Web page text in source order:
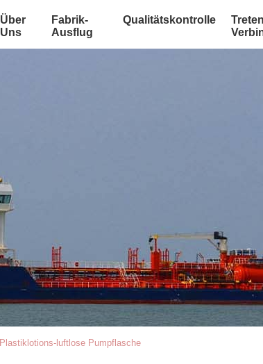
Über
Uns
Fabrik-
Ausflug
Qualitätskontrolle
luftlose Pumpflasche